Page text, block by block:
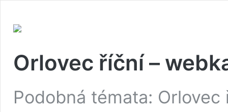
Orlovec říční –
Podobná témata: